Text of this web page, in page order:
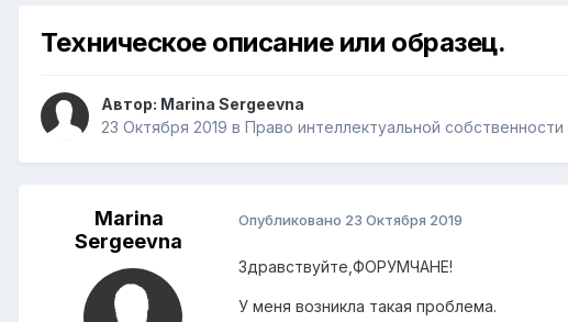
Техническое описание или образец.
Автор: Marina Sergeevna
23 Октября 2019 в Право интеллектуальной собственности
Marina
Sergeevna
Опубликовано 23 Октября 2019
Здравствуйте,ФОРУМЧАНЕ!
У меня возникла такая проблема.